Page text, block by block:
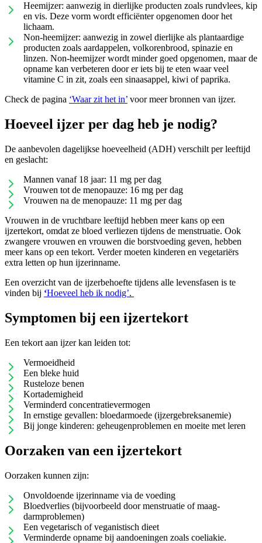
Heemijzer: aanwezig in dierlijke producten zoals rundvlees, kip
en vis. Deze vorm wordt efficiënter opgenomen door het
lichaam.
Non-heemijzer: aanwezig in zowel dierlijke als plantaardige
producten zoals aardappelen, volkorenbrood, spinazie en
linzen. Non-heemijzer wordt minder goed opgenomen, maar de
opname kan verbeteren door er iets bij te eten waar veel
vitamine C in zit, zoals een sinaasappel, kiwi of paprika.
Check de pagina ‘Waar zit het in’ voor meer bronnen van ijzer.
Hoeveel ijzer per dag heb je nodig?
De aanbevolen dagelijkse hoeveelheid (ADH) verschilt per leeftijd
en geslacht:
Mannen vanaf 18 jaar: 11 mg per dag
Vrouwen tot de menopauze: 16 mg per dag
Vrouwen na de menopauze: 11 mg per dag
Vrouwen in de vruchtbare leeftijd hebben meer kans op een
ijzertekort, omdat ze bloed verliezen tijdens de menstruatie. Ook
zwangere vrouwen en vrouwen die borstvoeding geven, hebben
meer kans op een tekort. Verder moeten kinderen en vegetariërs
extra letten op hun ijzerinname.
Een overzicht van de ijzerbehoefte tijdens alle levensfasen is te
vinden bij ‘Hoeveel heb ik nodig’.
Symptomen bij een ijzertekort
Een tekort aan ijzer kan leiden tot:
Vermoeidheid
Een bleke huid
Rusteloze benen
Kortademigheid
Verminderd concentratievermogen
In ernstige gevallen: bloedarmoede (ijzergebreksanemie)
Bij jonge kinderen: geheugenproblemen en moeite met leren
Oorzaken van een ijzertekort
Oorzaken kunnen zijn:
Onvoldoende ijzerinname via de voeding
Bloedverlies (bijvoorbeeld door menstruatie of maag-
darmproblemen)
Een vegetarisch of veganistisch dieet
Verminderde opname bij aandoeningen zoals coeliakie.